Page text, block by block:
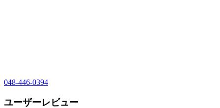
048-446-0394
ユーザーレビュー